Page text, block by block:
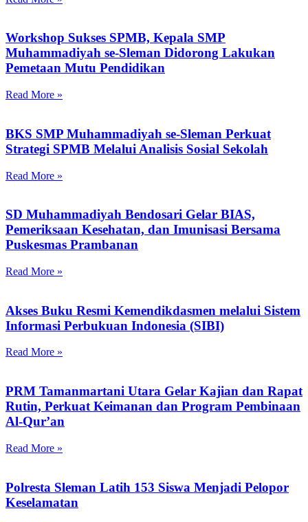
Workshop Sukses SPMB, Kepala SMP
Muhammadiyah se-Sleman Didorong Lakukan
Pemetaan Mutu Pendidikan
Read More »
BKS SMP Muhammadiyah se-Sleman Perkuat
Strategi SPMB Melalui Analisis Sosial Sekolah
Read More »
SD Muhammadiyah Bendosari Gelar BIAS,
Pemeriksaan Kesehatan, dan Imunisasi Bersama
Puskesmas Prambanan
Read More »
Akses Buku Resmi Kemendikdasmen melalui Sistem
Informasi Perbukuan Indonesia (SIBI)
Read More »
PRM Tamanmartani Utara Gelar Kajian dan Rapat
Rutin, Perkuat Keimanan dan Program Pembinaan
Al-Qur’an
Read More »
Polresta Sleman Latih 153 Siswa Menjadi Pelopor
Keselamatan